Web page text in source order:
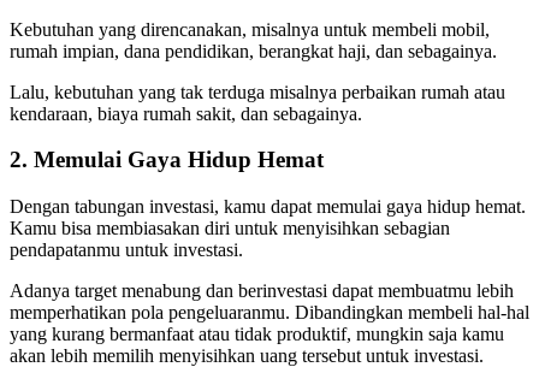
Kebutuhan yang direncanakan, misalnya untuk membeli mobil,
rumah impian, dana pendidikan, berangkat haji, dan sebagainya.
Lalu, kebutuhan yang tak terduga misalnya perbaikan rumah atau
kendaraan, biaya rumah sakit, dan sebagainya.
2. Memulai Gaya Hidup Hemat
Dengan tabungan investasi, kamu dapat memulai gaya hidup hemat.
Kamu bisa membiasakan diri untuk menyisihkan sebagian
pendapatanmu untuk investasi.
Adanya target menabung dan berinvestasi dapat membuatmu lebih
memperhatikan pola pengeluaranmu. Dibandingkan membeli hal-hal
yang kurang bermanfaat atau tidak produktif, mungkin saja kamu
akan lebih memilih menyisihkan uang tersebut untuk investasi.